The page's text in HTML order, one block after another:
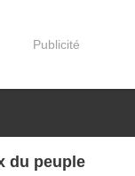
Publicité
du peuple